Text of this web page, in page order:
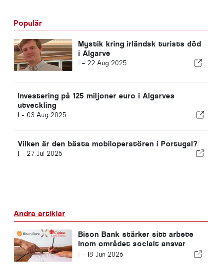
Populär
Mystik kring irländsk turists död
i Algarve
I - 22 Aug 2025
Investering på 125 miljoner euro i Algarves
utveckling
I - 03 Aug 2025
Vilken är den bästa mobiloperatören i Portugal?
I - 27 Jul 2025
Andra artiklar
Bison Bank stärker sitt arbete
inom området socialt ansvar
genom att stödja Cáritas
I - 18 Jun 2026